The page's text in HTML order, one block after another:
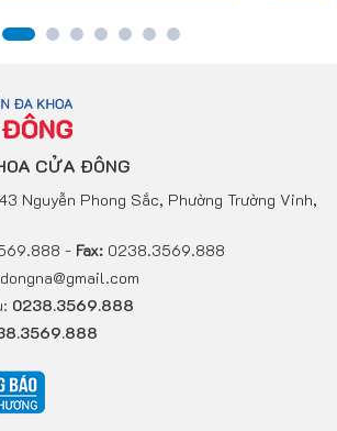
CỬA ĐÔNG
Nguyễn Phong Sắc, Phường Trường Vinh,
- Fax: 0238.3569.888
0238.3569.888